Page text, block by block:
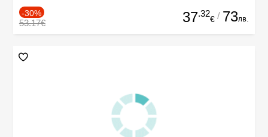
-30%
53.17€ 37.32
€ / 73лв.